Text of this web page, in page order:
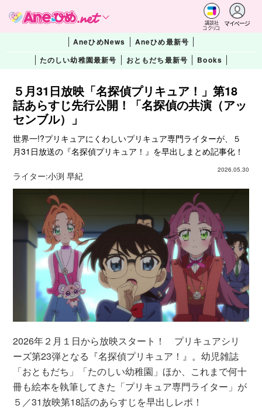
講談社
コクリコ
マイページ
AneひめNews
Aneひめ最新号
たのしい幼稚園最新号
おともだち最新号 Books
５月31日放映「名探偵プリキュア！」第18
話あらすじ先行公開！「名探偵の共演（アッ
センブル）」
世界一!?プリキュアにくわしいプリキュア専門ライターが、５
月31日放送の『名探偵プリキュア！』を早出しまとめ記事化！
2026.05.30
ライター:小渕 早紀
2026年２月１日から放映スタート！ プリキュアシリ
ーズ第23弾となる『名探偵プリキュア！』。幼児雑誌
「おともだち」「たのしい幼稚園」ほか、これまで何十
冊も絵本を執筆してきた「プリキュア専門ライター」が
５／31放映第18話のあらすじを早出しレポ！